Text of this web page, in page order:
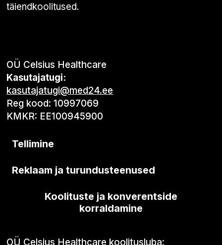
täiendkoolitused.
OÜ Celsius Healthcare
Kasutajatugi:
kasutajatugi@med24.ee
Reg kood: 10997069
KMKR: EE100945900
Tellimine
Reklaam ja turundusteenused
Koolituste ja konverentside
korraldamine
OÜ Celsius Healthcare koolitusluba: